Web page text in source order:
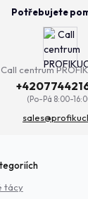
Potřebujete
Call centrum
(Po-Pá 8:00-
tácy